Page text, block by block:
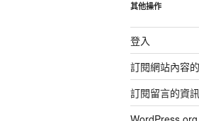
其他操作
登入
訂閱網站內容
訂閱留言的資